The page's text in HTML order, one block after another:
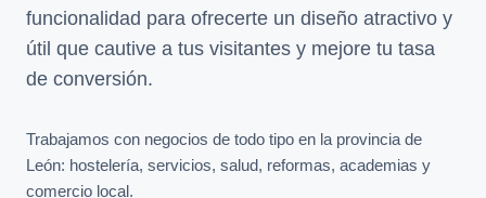
funcionalidad para ofrecerte un diseño atractivo y
útil que cautive a tus visitantes y mejore tu tasa
de conversión.
Trabajamos con negocios de todo tipo en la provincia de
León: hostelería, servicios, salud, reformas, academias y
comercio local.